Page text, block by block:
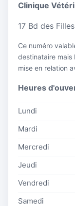
Clinique
17 Bd des
Ce numéro
destinataire mais
mise en relation
Heures
Lundi
Mardi
Mercredi
Jeudi
Vendredi
Samedi